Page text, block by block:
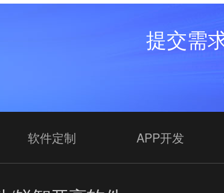
提交需
软件定制 APP开发